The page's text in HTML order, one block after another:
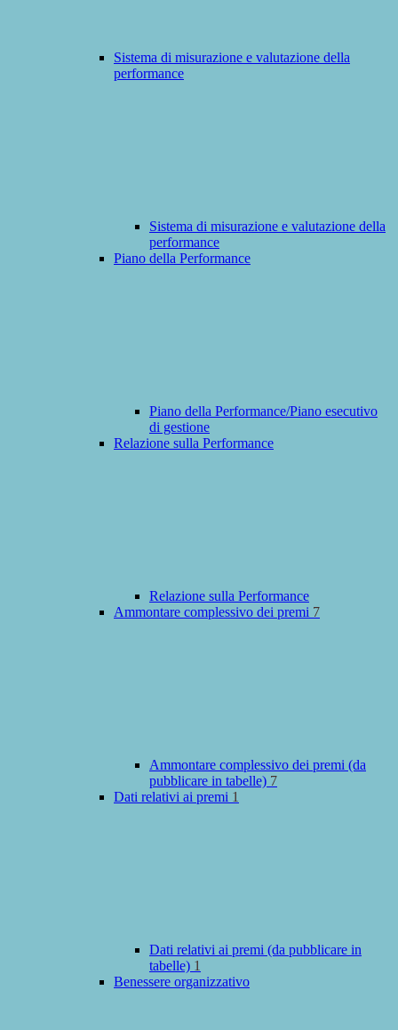
Sistema di misurazione e valutazione della
performance
Sistema di misurazione e valutazione della
performance
Piano della Performance
Piano della Performance/Piano esecutivo
di gestione
Relazione sulla Performance
Relazione sulla Performance
Ammontare complessivo dei premi 7
Ammontare complessivo dei premi (da
pubblicare in tabelle) 7
Dati relativi ai premi 1
Dati relativi ai premi (da pubblicare in
tabelle) 1
Benessere organizzativo